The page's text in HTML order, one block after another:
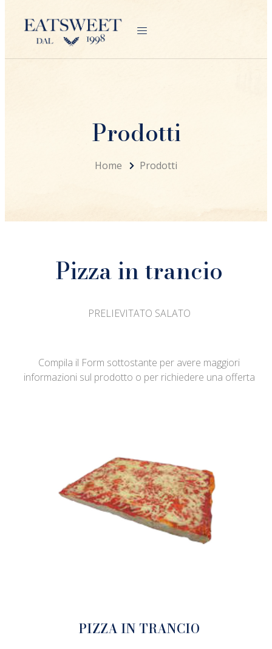
Prodotti
Home Prodotti
Pizza in trancio
PRELIEVITATO SALATO
Compila il Form sottostante per avere maggiori
informazioni sul prodotto o per richiedere una offerta
PIZZA IN TRANCIO